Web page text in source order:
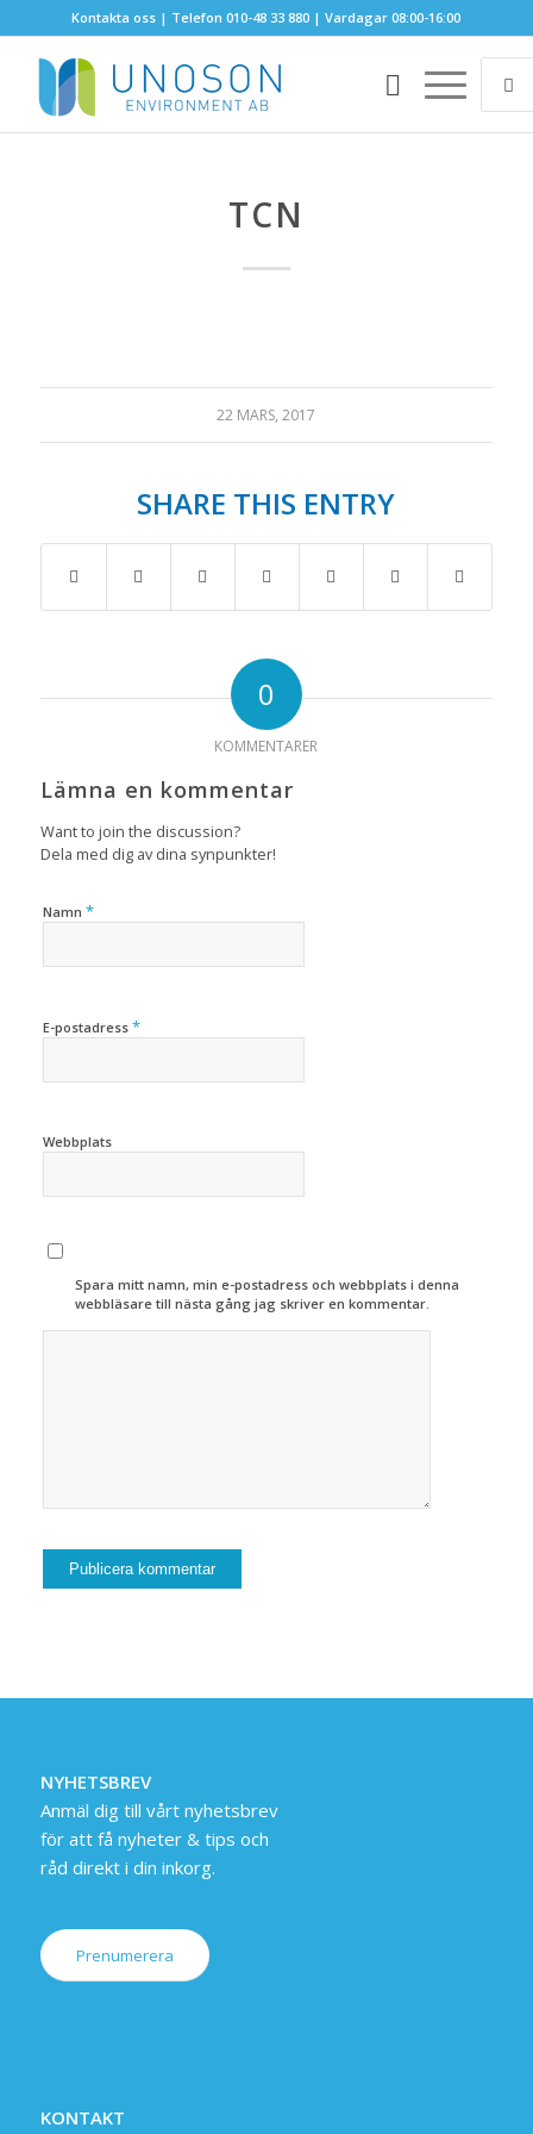
Kontakta oss | Telefon 010-48 33 880 | Vardagar 08:00-16:00
TCN
22 MARS, 2017
SHARE THIS ENTRY
0
KOMMENTARER
Lämna en kommentar
Want to join the discussion?
Dela med dig av dina synpunkter!
Namn *
E-postadress *
Webbplats
Spara mitt namn, min e-postadress och webbplats i denna
webbläsare till nästa gång jag skriver en kommentar.
NYHETSBREV
Anmäl dig till vårt nyhetsbrev
för att få nyheter & tips och
råd direkt i din inkorg.
Prenumerera
KONTAKT